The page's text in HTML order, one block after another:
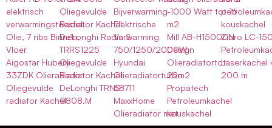
elektrisch
verwarmingstoestel,
Olie, 7 ribs Binnen,
Vloer
Aigostar Hubery
33ZDK Olieradiator
Oliegevulde
radiator Kachel
Oliegevulde
Radiator Kachel
De’Longhi Radia S
TRRS1225
Oliegevulde
Radiator Kachel
DeLonghi TRNS
0808.M
Bijverwarming
Elektrische
Verwarming
750/1250/2000W
Hyundai
Olieradiatorturbo
68711
MaxxHome
Olieradiator met
-1000 Watt tot 16
m2
Mill AB-H1500DN
Design
Olieradiatortot
22m2
Propatech
Petroleumkachel
kouskachel
kouskachel
Zibro LC-
Laserkachel
200 m